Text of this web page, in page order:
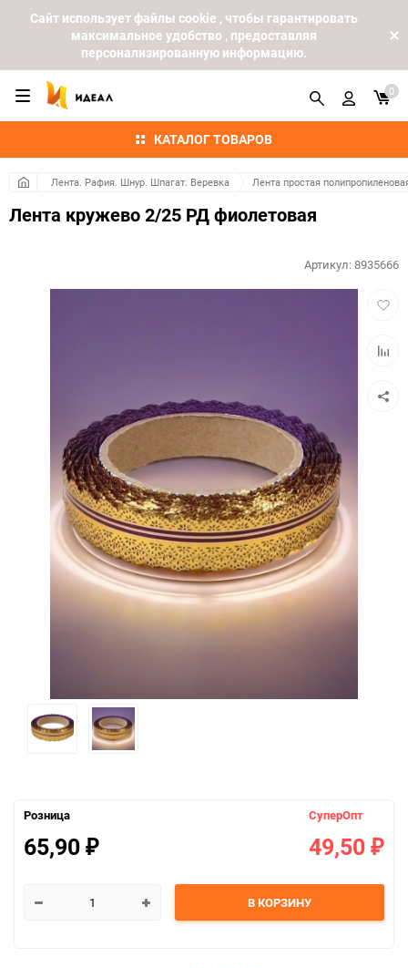
Cайт использует файлы cookie , чтобы гарантировать
максимальное удобство , предоставляя
персонализированную информацию.
КАТАЛОГ ТОВАРОВ
0
Лента. Рафия. Шнур. Шпагат. Веревка Лента простая
Лента кружево 2/25 РД фиолетовая
Артикул:8935666
Розница
65,90 ₽
СуперОпт
49,50 ₽
В КОРЗИНУ